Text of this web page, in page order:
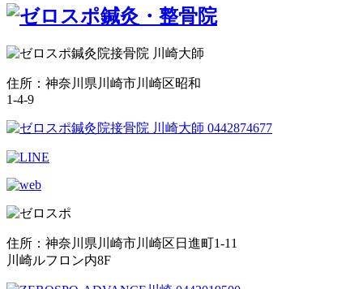
住所：神奈川県川崎市川崎区昭和
1-4-9
住所：神奈川県川崎市川崎区日進町1-11
川崎ルフロン内8F